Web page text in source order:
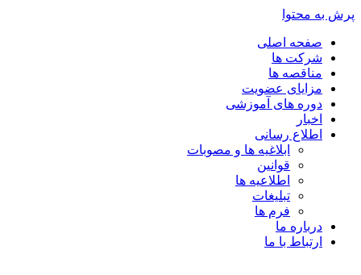
پرش به محتوا
صفحه اصلی
شرکت ها
مناقصه ها
مزایای عضویت
دوره های آموزشی
اخبار
اطلاع رسانی
ابلاغیه ها و مصوبات
قوانین
اطلاعیه ها
تبلیغات
فرم ها
درباره ما
ارتباط با ما